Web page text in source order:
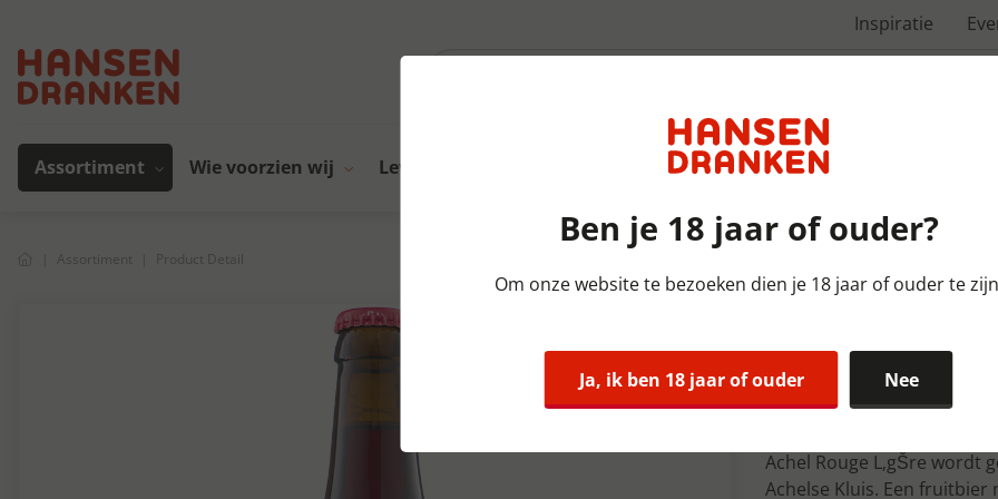
Inspiratie
Assortiment Wie voorzien wij Leveranciers
Assortiment Product Detail
Achel
5,5%
Achel Rouge L‚gŠre
Achelse Kluis. Een
Ben je 18 jaar of ouder?
Om onze website te bezoeken dien je 18 jaar of ouder te
Ja, ik ben 18 jaar of ouder Nee